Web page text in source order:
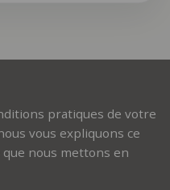
pratiques de votre
vous expliquons ce
nous mettons en